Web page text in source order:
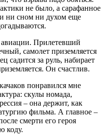
не было, а сарафанное
ни сном ни духом еще
Прилетевший
самолет приземляется
садится за руль, набирает
Он счастлив.
понравился мне
скулы номада,
– она держит, как
фильма. А главное –
смерти его героя
коду.